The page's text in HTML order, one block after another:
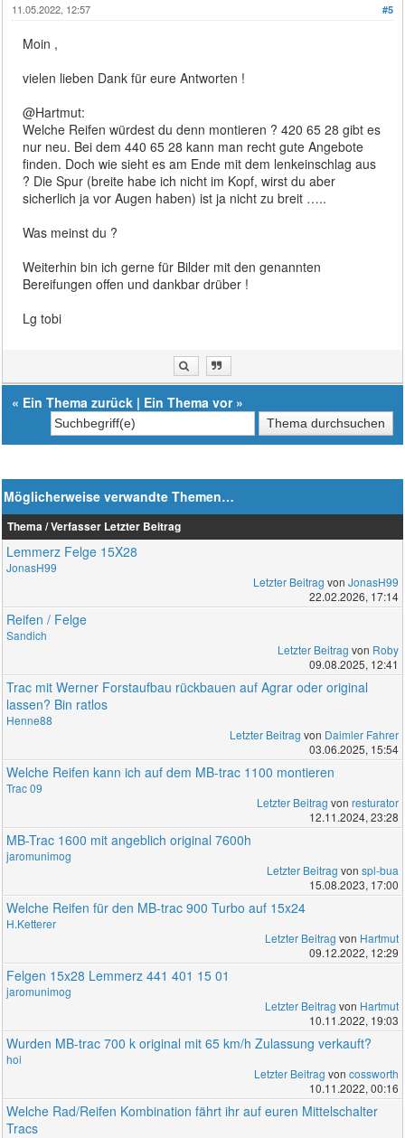
#5
11.05.2022, 12:57
Moin ,
vielen lieben Dank für eure Antworten !
@Hartmut:
Welche Reifen würdest du denn montieren ? 420 65 28 gibt es
nur neu. Bei dem 440 65 28 kann man recht gute Angebote
finden. Doch wie sieht es am Ende mit dem lenkeinschlag aus
? Die Spur (breite habe ich nicht im Kopf, wirst du aber
sicherlich ja vor Augen haben) ist ja nicht zu breit …..
Was meinst du ?
Weiterhin bin ich gerne für Bilder mit den genannten
Bereifungen offen und dankbar drüber !
Lg tobi
« Ein Thema zurück | Ein Thema vor»
Möglicherweise verwandte Themen…
Thema / Verfasser Letzter Beitrag
Lemmerz Felge 15X28
JonasH99
Letzter Beitrag von JonasH99
22.02.2026, 17:14
Reifen / Felge
Sandich
Letzter Beitrag von Roby
09.08.2025, 12:41
Trac mit Werner Forstaufbau rückbauen auf Agrar oder original
lassen? Bin ratlos
Henne88
Letzter Beitrag von Daimler Fahrer
03.06.2025, 15:54
Welche Reifen kann ich auf dem MB-trac 1100 montieren
Trac 09
Letzter Beitrag von resturator
12.11.2024, 23:28
MB-Trac 1600 mit angeblich original 7600h
jaromunimog
Letzter Beitrag von spl-bua
15.08.2023, 17:00
Welche Reifen für den MB-trac 900 Turbo auf 15x24
H.Ketterer
Letzter Beitrag von Hartmut
09.12.2022, 12:29
Felgen 15x28 Lemmerz 441 401 15 01
jaromunimog
Letzter Beitrag von Hartmut
10.11.2022, 19:03
Wurden MB-trac 700 k original mit 65 km/h Zulassung verkauft?
hoi
Letzter Beitrag von cossworth
10.11.2022, 00:16
Welche Rad/Reifen Kombination fährt ihr auf euren Mittelschalter
Tracs